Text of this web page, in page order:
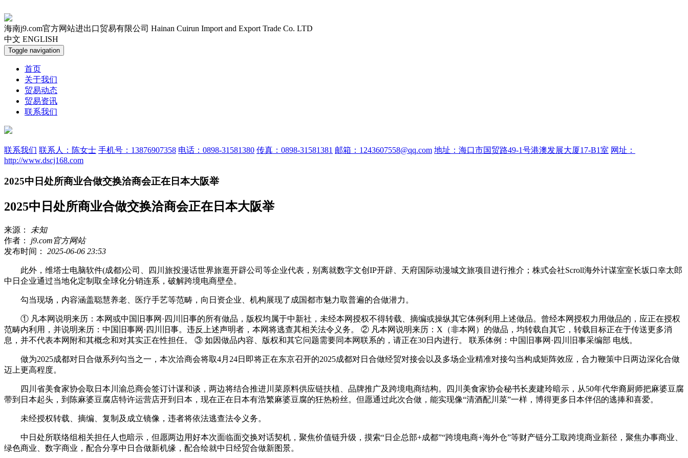
海南j9.com官方网站进出口贸易有限公司 Hainan Cuirun Import and Export Trade Co. LTD
中文 ENGLISH
Toggle navigation
首页
关于我们
贸易动态
贸易资讯
联系我们
联系我们 联系人：陈女士 手机号：13876907358 电话：0898-31581380 传真：0898-31581381 邮箱：1243607558@qq.com 地址：海口市国贸路49-1号港澳发展大厦17-B1室 网址：
http://www.dscj168.com
2025中日处所商业合做交换洽商会正在日本大阪举
2025中日处所商业合做交换洽商会正在日本大阪举
来源：
未知
作者： j9.com官方网站
发布时间： 2025-06-06 23:53
此外，维塔士电脑软件(成都)公司、四川旅投漫话世界旅逛开辟公司等企业代表，别离就数字文创IP开辟、天府国际动漫城文旅项目进行推介；株式会社Scroll海外计谋室室长坂口幸太郎
中日企业通过当地化定制取全球化分销连系，破解跨境电商壁垒。
勾当现场，内容涵盖聪慧养老、医疗手艺等范畴，向日资企业、机构展现了成国都市魅力取普遍的合做潜力。
① 凡本网说明来历：本网或中国旧事网·四川旧事的所有做品，版权均属于中新社，未经本网授权不得转载、摘编或操纵其它体例利用上述做品。曾经本网授权力用做品的，应正在授权
范畴内利用，并说明来历：中国旧事网·四川旧事。违反上述声明者，本网将逃查其相关法令义务。 ② 凡本网说明来历：X（非本网）的做品，均转载自其它，转载目标正在于传送更多消
息，并不代表本网附和其概念和对其实正在性担任。 ③ 如因做品内容、版权和其它问题需要同本网联系的，请正在30日内进行。 联系体例：中国旧事网·四川旧事采编部 电线。
做为2025成都对日合做系列勾当之一，本次洽商会将取4月24日即将正在东京召开的2025成都对日合做经贸对接会以及多场企业精准对接勾当构成矩阵效应，合力鞭策中日两边深化合做
迈上更高程度。
四川省美食家协会取日本川渝总商会签订计谋和谈，两边将结合推进川菜原料供应链扶植、品牌推广及跨境电商结构。四川美食家协会秘书长麦建玲暗示，从50年代华裔厨师把麻婆豆腐
带到日本起头，到陈麻婆豆腐店特许运营店开到日本，现在正在日本有浩繁麻婆豆腐的狂热粉丝。但愿通过此次合做，能实现像“清酒配川菜”一样，博得更多日本伴侣的逃捧和喜爱。
未经授权转载、摘编、复制及成立镜像，违者将依法逃查法令义务。
中日处所联络组相关担任人也暗示，但愿两边用好本次面临面交换对话契机，聚焦价值链升级，摸索“日企总部+成都”“跨境电商+海外仓”等财产链分工取跨境商业新径，聚焦办事商业、
绿色商业、数字商业，配合分享中日合做新机缘，配合绘就中日经贸合做新图景。